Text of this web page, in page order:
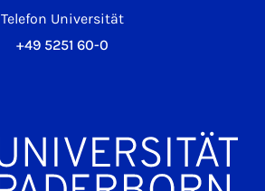
Telefon Universität
+49 5251 60-0